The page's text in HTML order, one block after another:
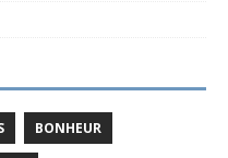
BONHEUR